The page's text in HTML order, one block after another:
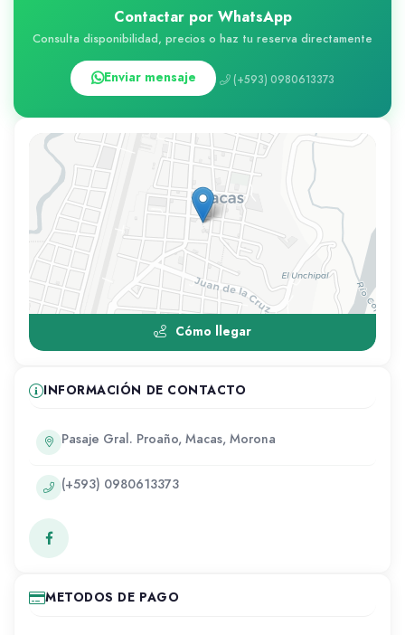
Contactar por WhatsApp
Consulta disponibilidad, precios o haz tu reserva directamente
Enviar mensaje (+593) 0980613373
Cómo llegar
INFORMACIÓN DE CONTACTO
Pasaje Gral. Proaño, Macas, Morona
(+593) 0980613373
METODOS DE PAGO